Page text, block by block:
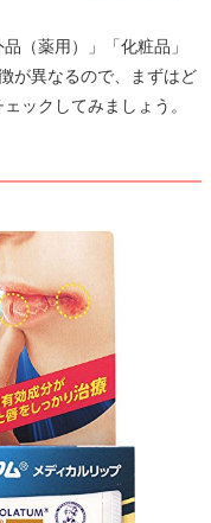
（薬用）」「化粧品」
が異なるので、まずはど
ックしてみましょう。